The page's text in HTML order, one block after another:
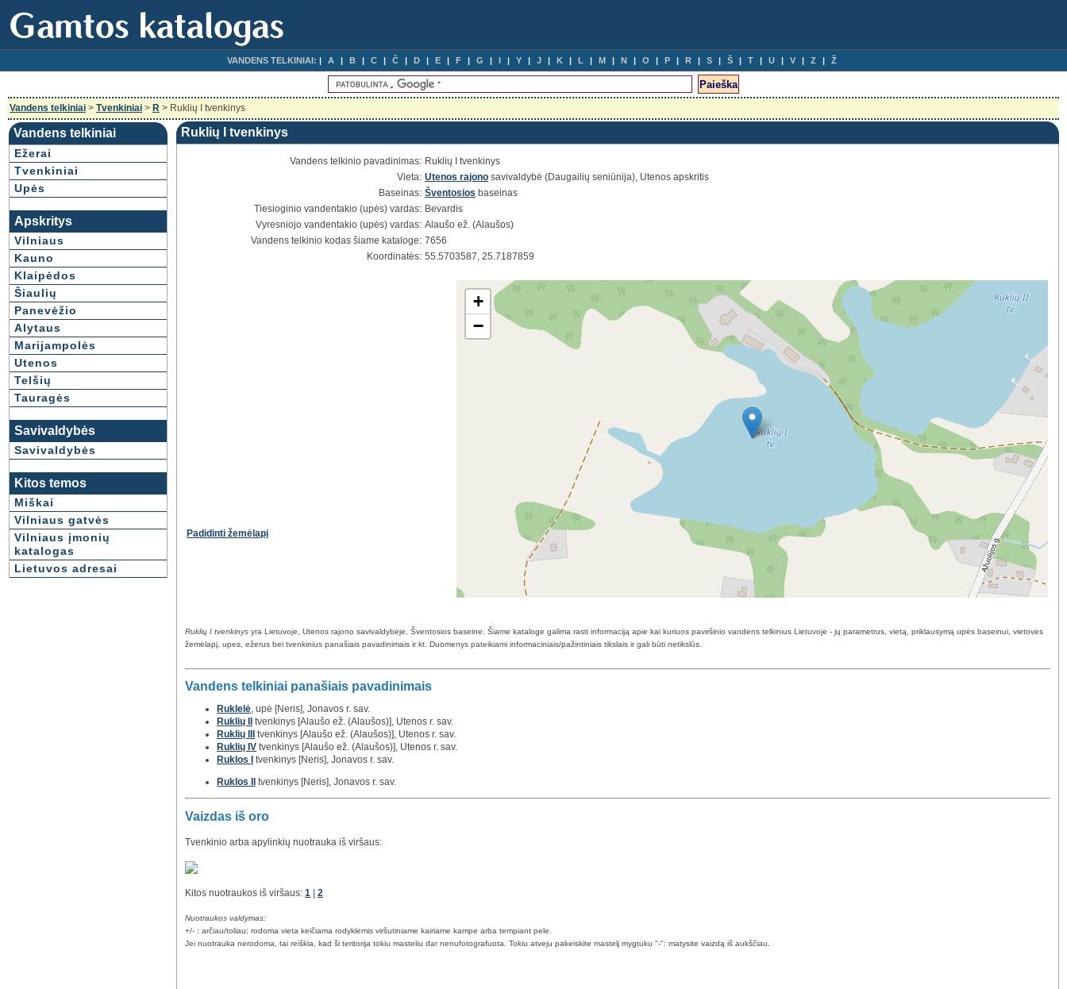
VANDENS TELKINIAI: A B C Č D E F G I Y J K L M N O P R S Š T U V Z Ž
Vandens telkiniai > Tvenkiniai > R > Ruklių I tvenkinys
Vandens telkiniai
Ežerai
Tvenkiniai
Upės
Apskritys
Vilniaus
Kauno
Klaipėdos
Šiaulių
Panevėžio
Alytaus
Marijampolės
Utenos
Telšių
Tauragės
Savivaldybės
Savivaldybės
Kitos temos
Miškai
Vilniaus gatvės
Vilniaus įmonių
katalogas
Lietuvos adresai
Ruklių I tvenkinys
Vandens telkinio pavadinimas: Ruklių I tvenkinys
Vieta: Utenos rajono savivaldybė (Daugailių seniūnija), Utenos apskritis
Baseinas: Šventosios baseinas
Tiesioginio vandentakio (upės) vardas: Bevardis
Vyresniojo vandentakio (upės) vardas: Alaušo ež. (Alaušos)
Vandens telkinio kodas šiame kataloge: 7656
Koordinatės: 55.5703587, 25.7187859
Padidinti žemėlapį
+
−
Ruklių I tvenkinys yra Lietuvoje, Utenos rajono savivaldybėje, Šventosios baseine. Šiame kataloge galima rasti informaciją apie kai kuriuos paviršinio vandens telkinius Lietuvoje - jų parametrus, vietą, priklausymą upės baseinui, vietovės
žemėlapį, upes, ežerus bei tvenkinius panašiais pavadinimais ir kt. Duomenys pateikiami informaciniais/pažintiniais tikslais ir gali būti netikslūs.
Vandens telkiniai panašiais pavadinimais
Ruklelė, upė [Neris], Jonavos r. sav.
Ruklių II
tvenkinys [Alaušo ež. (Alaušos)], Utenos r. sav.
Ruklių III
tvenkinys [Alaušo ež. (Alaušos)], Utenos r. sav.
Ruklių IV tvenkinys [Alaušo ež. (Alaušos)], Utenos r. sav.
Ruklos I
tvenkinys [Neris], Jonavos r. sav.
Ruklos II
tvenkinys [Neris], Jonavos r. sav.
Vaizdas iš oro
Tvenkinio arba apylinkių nuotrauka iš viršaus:
Kitos nuotraukos iš viršaus: 1 | 2
Nuotraukos valdymas:
+/- : arčiau/toliau; rodoma vieta keičiama rodyklėmis viršutiniame kairiame kampe arba tempiant pele.
Jei nuotrauka nerodoma, tai reiškia, kad ši teritorija tokiu masteliu dar nenufotografuota. Tokiu atveju pakeiskite mastelį mygtuku "-": matysite vaizdą iš aukščiau.